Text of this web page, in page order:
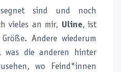
sind und noch
vieles an mir, Uline, ist
Andere wiederum
was die anderen hinter
wo Feind*innen